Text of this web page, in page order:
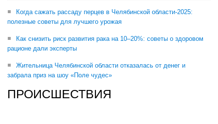
Когда сажать рассаду перцев в Челябинской области-2025:
полезные советы для лучшего урожая
Как снизить риск развития рака на 10–20%: советы о здоровом
рационе дали эксперты
Жительница Челябинской области отказалась от денег и
забрала приз на шоу «Поле чудес»
ПРОИСШЕСТВИЯ